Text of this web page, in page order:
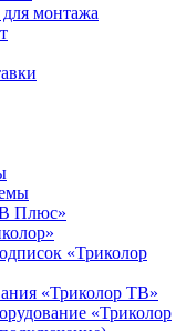
монтажа
Плюс»
«Триколор
«Триколор ТВ»
«Триколор